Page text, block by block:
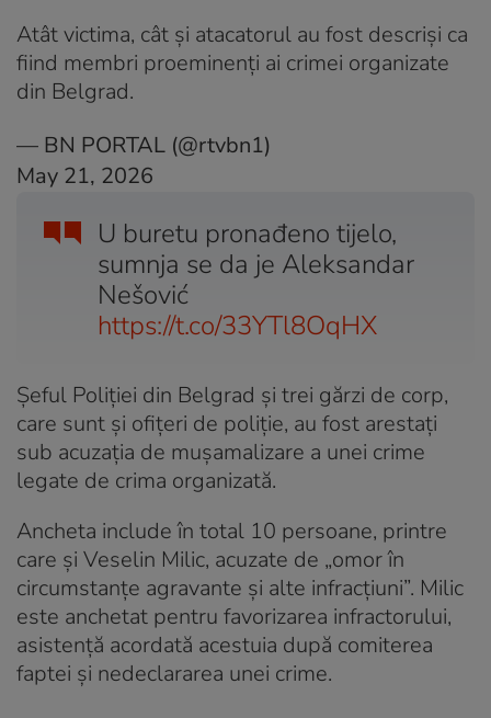
Atât victima, cât și atacatorul au fost descriși ca
fiind membri proeminenți ai crimei organizate
din Belgrad.
U buretu pronađeno tijelo,
sumnja se da je Aleksandar
Nešović
https://t.co/33YTl8OqHX
— BN PORTAL (@rtvbn1)
May 21, 2026
Șeful Poliției din Belgrad și trei gărzi de corp,
care sunt și ofițeri de poliție, au fost arestați
sub acuzația de mușamalizare a unei crime
legate de crima organizată.
Ancheta include în total 10 persoane, printre
care și Veselin Milic, acuzate de „omor în
circumstanțe agravante și alte infracțiuni”. Milic
este anchetat pentru favorizarea infractorului,
asistență acordată acestuia după comiterea
faptei și nedeclararea unei crime.